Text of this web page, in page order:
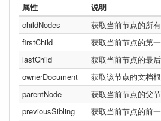
属性
说明
childNodes
获取当前节点的所
firstChild
获取当前节点的第
lastChild
获取当前节点的最
ownerDocument
获取该节点的文档
parentNode
获取当前节点的父
previousSibling
获取当前节点的前